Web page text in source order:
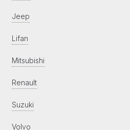
Jeep
Lifan
Mitsubishi
Renault
Suzuki
Volvo